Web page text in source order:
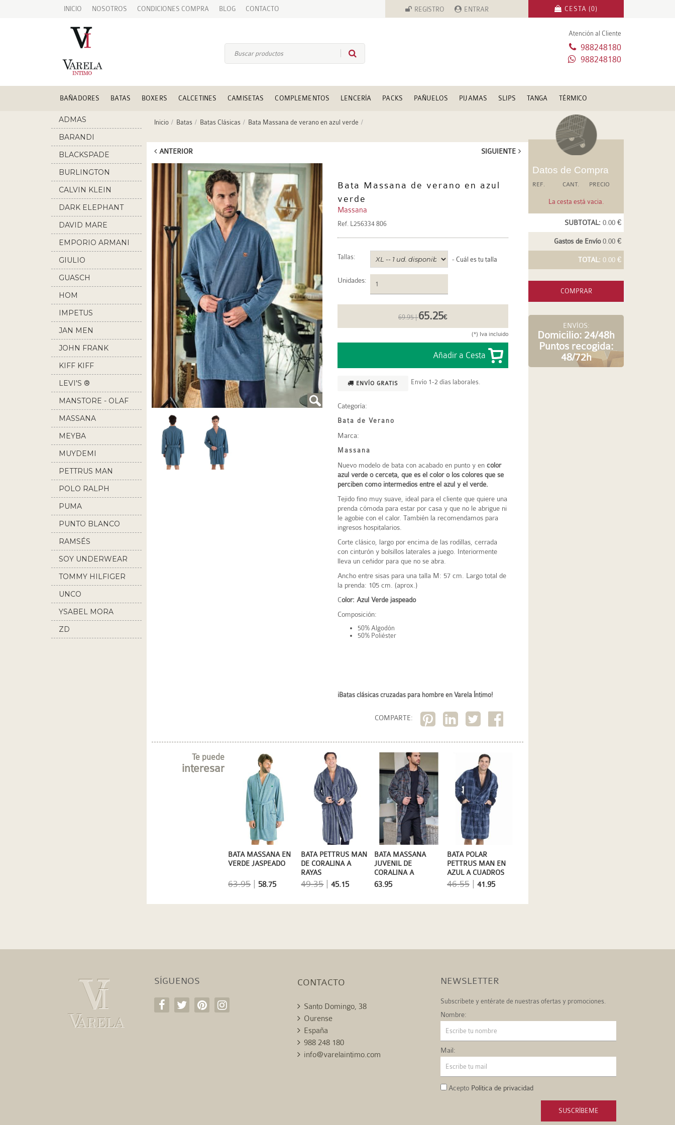
INICIO NOSOTROS CONDICIONES COMPRA BLOG CONTACTO REGISTRO ENTRAR CESTA (0)
Atención al Cliente
988248180
988248180
BAÑADORES BATAS BOXERS CALCETINES CAMISETAS COMPLEMENTOS LENCERÍA PACKS PAÑUELOS PIJAMAS SLIPS TANGA TÉRMICO
ADMAS
BARANDI
BLACKSPADE
BURLINGTON
CALVIN KLEIN
DARK ELEPHANT
DAVID MARE
EMPORIO ARMANI
GIULIO
GUASCH
HOM
IMPETUS
JAN MEN
JOHN FRANK
KIFF KIFF
LEVI'S ®
MANSTORE - OLAF
BENZ
MASSANA
MEYBA
MUYDEMI
PETTRUS MAN
POLO RALPH
LAUREN
PUMA
PUNTO BLANCO
RAMSÉS
SOY UNDERWEAR
TOMMY HILFIGER
UNCO
YSABEL MORA
ZD
Inicio Batas Batas Clásicas Bata Massana de verano en azul verde
ANTERIOR SIGUIENTE
Bata Massana de verano en azul
verde
Massana
Ref. L256334 806
Tallas: - Cuál es tu talla
Unidades:
69.95 |65.25€
(*) Iva incluido
ENVÍO GRATIS Envío 1-2 días laborales.
Categoría:
Bata de Verano
Marca:
Massana
Nuevo modelo de bata con acabado en punto y en color
azul verde o cerceta, que es el color o los colores que se
perciben como intermedios entre el azul y el verde.
Tejido fino muy suave, ideal para el cliente que quiere una
prenda cómoda para estar por casa y que no le abrigue ni
le agobie con el calor. También la recomendamos para
ingresos hospitalarios.
Corte clásico, largo por encima de las rodillas, cerrada
con cinturón y bolsillos laterales a juego. Interiormente
lleva un ceñidor para que no se abra.
Ancho entre sisas para una talla M: 57 cm. Largo total de
la prenda: 105 cm. (aprox.)
Color: Azul Verde jaspeado
Composición:
50% Algodón
50% Poliéster
¡Batas clásicas cruzadas para hombre en Varela Íntimo!
COMPARTE:
BATA POLAR
PETTRUS MAN EN
AZUL A CUADROS
46.55| 41.95
BATA MASSANA
JUVENIL DE
CORALINA A
CUADROS EN GRIS
63.95
BATA PETTRUS MAN
DE CORALINA A
RAYAS
49.35|45.15
BATA MASSANA EN
VERDE JASPEADO
63.95| 58.75
Te puede
interesar
Datos de Compra
REF. CANT. PRECIO
La cesta está vacia.
SUBTOTAL: 0.00 €
Gastos de Envío0.00 €
TOTAL: 0.00 €
COMPRAR
ENVÍOS:
Domicilio: 24/48h
Puntos recogida:
48/72h
SÍGUENOS CONTACTO
Santo Domingo, 38
Ourense
España
988 248 180
info@varelaintimo.com
NEWSLETTER
Subscríbete y entérate de nuestras ofertas y promociones.
Nombre:
Mail:
Acepto Política de privacidad
SUSCRÍBEME